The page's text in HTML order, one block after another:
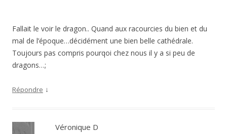
Fallait le voir le dragon.. Quand aux racourcies du bien et du
mal de l’époque…décidément une bien belle cathédrale.
Toujours pas compris pourqoi chez nous il y a si peu de
dragons…;
Répondre ↓
Véronique D